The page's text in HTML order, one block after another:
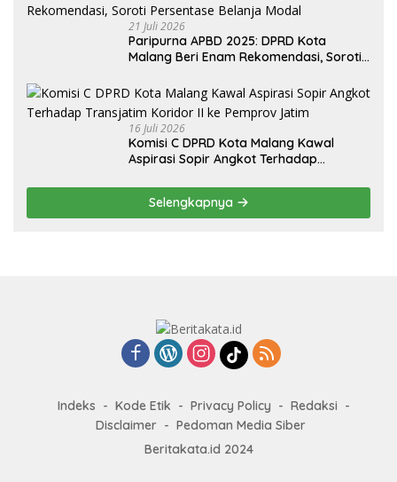
21 Juli 2026
Paripurna APBD 2025: DPRD Kota
Malang Beri Enam Rekomendasi, Soroti
16 Juli 2026
Komisi C DPRD Kota Malang Kawal
Aspirasi Sopir Angkot Terhadap
Selengkapnya
Indeks Kode Etik Privacy Policy
Redaksi
Disclaimer
Pedoman Media Siber
Beritakata.id 2024